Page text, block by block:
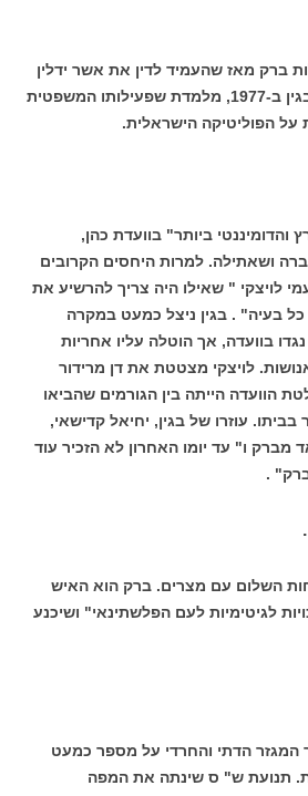
ברק מאז שהעמיד לדין את אשר ידלין
והוביל בכך למהפך של בגין ב-1977, מלמדת שפעילותו המשפטית
הפוליטיקה הישראלית.
ביותר" בוועדת כהן,
ושאתילה. למרות היחסים הקרובים
לויצקי " שאילו היה צריך להרשיע את
כל בעיה" . בגין ניצל כמעט במקרה
בוועדה, אך הוטלה עליו אחריות
לויצקי מצטטת את דן מרידור
הוועדה הייתה בין הגורמים שהביאו
עוזרו של בגין, יחיאל קדישאי,
מברק ו" עד יומו האחרון לא הזכיר עוד
.
השלום עם מצרים. ברק הוא האיש
לגיטימיות לעם הפלשתינאי" ושיכנע
הדתי והחרדי על מספר כמעט
תנועת ש" ס שינתה את המפה